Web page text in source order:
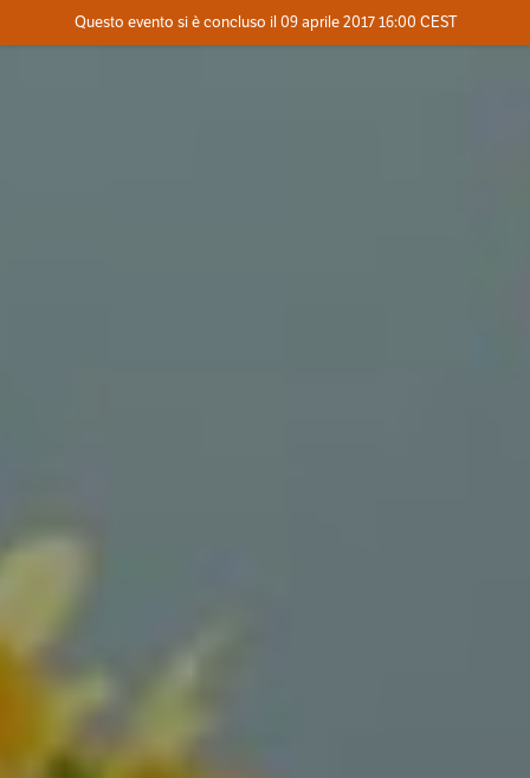
Dove
Questo evento si è concluso il 09 aprile 2017 16:00 CEST